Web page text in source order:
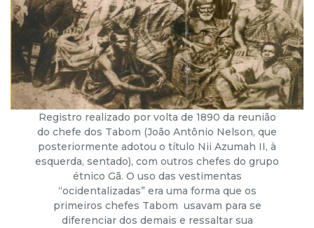
Registro realizado por volta de 1890 da reunião
do chefe dos Tabom (João Antônio Nelson, que
posteriormente adotou o título Nii Azumah II, à
esquerda, sentado), com outros chefes do grupo
étnico Gã. O uso das vestimentas
“ocidentalizadas” era uma forma que os
primeiros chefes Tabom usavam para se
diferenciar dos demais e ressaltar sua